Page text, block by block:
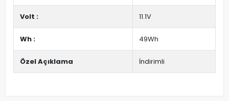
Volt : 11.1V
Wh : 49Wh
Özel Açıklama İndirimli